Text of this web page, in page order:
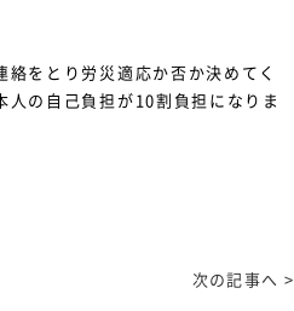
をとり労災適応か否か決めてく
の自己負担が10割負担になりま
次の記事へ >